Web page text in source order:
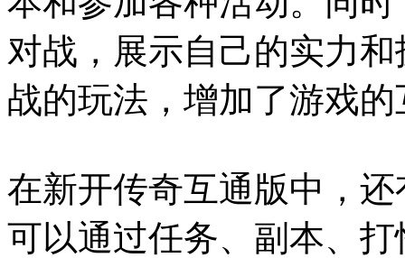
对战，展示自己的实力
战的玩法，增加了游戏
在新开传奇互通版中，
可以通过任务、副本、